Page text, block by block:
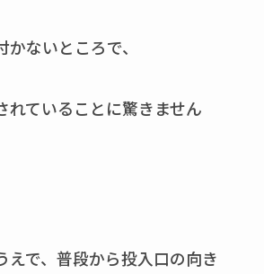
ないところで、
れていることに驚きません
えで、普段から投入口の向き